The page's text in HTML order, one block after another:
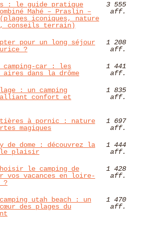
: le guide pratique
Mahé – Praslin –
iconiques, nature
conseils terrain)
3 555
aff.
pour un long séjour
?
1 208
aff.
camping-car : les
dans la drôme
1 441
aff.
: un camping
confort et
1 835
aff.
à pornic : nature
magiques
1 697
aff.
de dome : découvrez la
le plaisir
1 444
aff.
le camping de
vos vacances en loire-
?
1 428
aff.
utah beach : un
des plages du
1 470
aff.